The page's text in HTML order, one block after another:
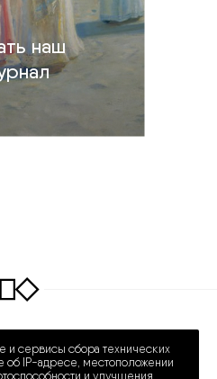
наш
ПН – СБ 12:00 – 20:00
и сервисы сбора технических
об IP-адресе, местоположении
и улучшения